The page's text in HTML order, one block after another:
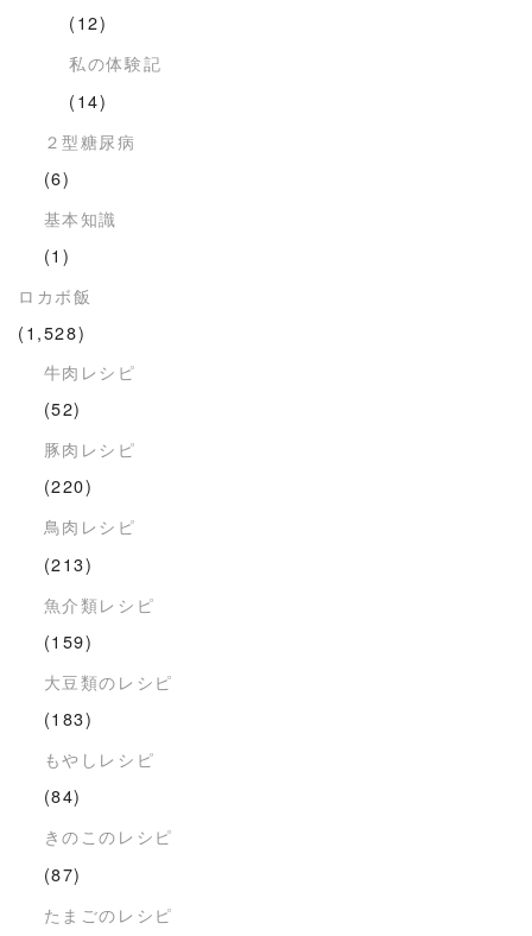
(12)
私の体験記
(14)
２型糖尿病
(6)
基本知識
(1)
ロカボ飯
(1,528)
牛肉レシピ
(52)
豚肉レシピ
(220)
鳥肉レシピ
(213)
魚介類レシピ
(159)
大豆類のレシピ
(183)
もやしレシピ
(84)
きのこのレシピ
(87)
たまごのレシピ